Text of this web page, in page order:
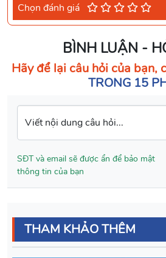
Chọn đánh giá
BÌNH LUẬN -
Hãy để lại câu hỏi của bạn,
TRONG 15
Viết nội dung câu hỏi...
SĐT và email sẽ được ẩn để bảo mật
thông tin của bạn
THAM KHẢO THÊM